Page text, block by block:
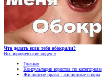
Что делать если тебя обокрали?
Все юридические видео »
Главная
Консультации юристов по категориям
Жилищное право - жилищные споры